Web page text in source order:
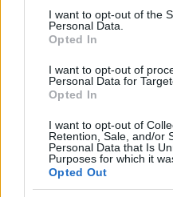
consent section.
I want to opt-out of the
Personal Data.
Opted In
I want to opt-out of
Personal Data for
Opted In
I want to opt-out of
Retention, Sale, and/or
Personal Data that Is
Purposes for which it
Opted Out
Stefan Brandtmayr
csillogó műanyag
katasztrófát jelképezik.
által megjelenő
az istenek, az óriások és
sokat jelent a nézőnek,
valaki a megrendelt és
akar fizetni, ahogy
díjat megadni Fafnernek